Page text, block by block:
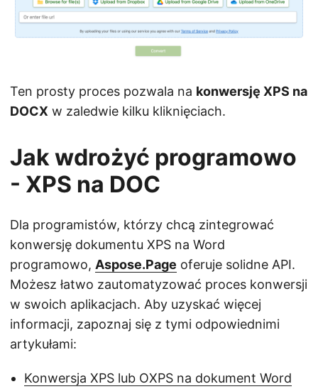
Ten prosty proces pozwala na konwersję XPS na
DOCX w zaledwie kilku kliknięciach.
Jak wdrożyć programowo
- XPS na DOC
Dla programistów, którzy chcą zintegrować
konwersję dokumentu XPS na Word
programowo, Aspose.Page oferuje solidne API.
Możesz łatwo zautomatyzować proces konwersji
w swoich aplikacjach. Aby uzyskać więcej
informacji, zapoznaj się z tymi odpowiednimi
artykułami:
Konwersja XPS lub OXPS na dokument Word